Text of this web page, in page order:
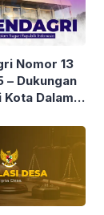
Nomor 13
– Dukungan
Dalam
Merah